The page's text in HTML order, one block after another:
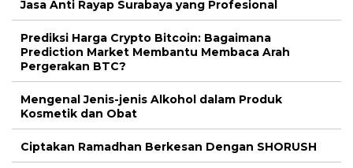
Jasa Anti Rayap Surabaya yang Profesional
Prediksi Harga Crypto Bitcoin: Bagaimana
Prediction Market Membantu Membaca Arah
Pergerakan BTC?
Mengenal Jenis-jenis Alkohol dalam Produk
Kosmetik dan Obat
Ciptakan Ramadhan Berkesan Dengan SHORUSH